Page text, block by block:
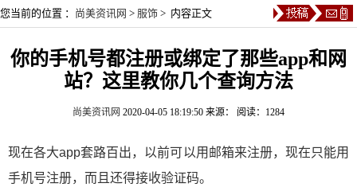
您当前的位置 ： 尚美资讯网 > 服饰 > 内容正文
你的手机号都注册或绑定了那些app和网
站？这里教你几个查询方法
尚美资讯网 2020-04-05 18:19:50 来源： 阅读：1284
现在各大app套路百出，以前可以用邮箱来注册，现在只能用
手机号注册，而且还得接收验证码。